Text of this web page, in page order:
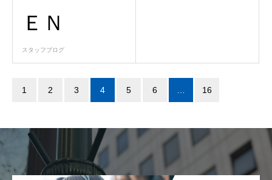
ＥＮ
スタッフブログ
1 2 3 4 5 6 16